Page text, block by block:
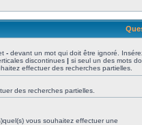
- devant un mot qui doit être ignoré.
discontinues | si seul un des mots
effectuer des recherches partielles.
des recherches partielles.
vous souhaitez effectuer une